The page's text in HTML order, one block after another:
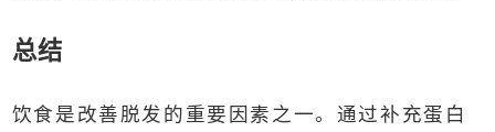
总结
饮食是改善脱发的重要因素之一。通过补充蛋白